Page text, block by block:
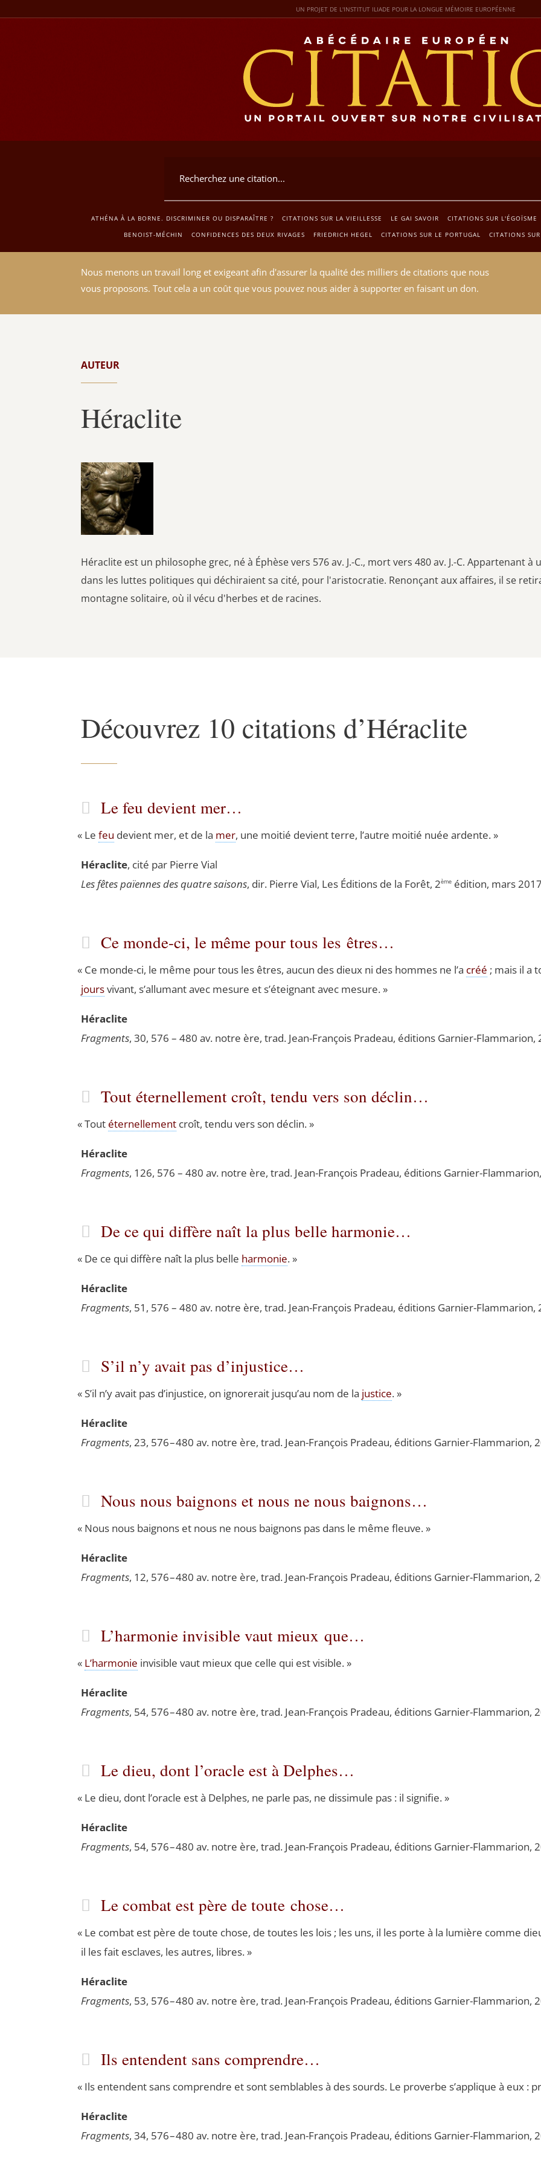
UN PROJET DE L'INSTITUT ILIADE POUR LA LONGUE MÉMOIRE EUROPÉENNE
ATHÉNA À LA BORNE. DISCRIMINER OU DISPARAÎTRE ? CITATIONS SUR LA VIEILLESSE LE GAI SAVOIR CITATIONS SUR L'ÉGOÏSME
BENOIST-MÉCHIN
CONFIDENCES DES DEUX RIVAGES FRIEDRICH HEGEL CITATIONS SUR LE PORTUGAL CITATIONS
Nous menons un travail long et exigeant afin d'assurer la qualité des milliers de citations que nous
vous proposons. Tout cela a un coût que vous pouvez nous aider à supporter en faisant un don.
AUTEUR
Héraclite
Héraclite est un philosophe grec, né à Éphèse vers 576 av. J.-C., mort vers 480 av. J.-C. Appartenant
dans les luttes politiques qui déchiraient sa cité, pour l'aristocratie. Renonçant aux affaires, il se
montagne solitaire, où il vécu d'herbes et de racines.
Découvrez 10 citations d’Héraclite
Le feu devient mer…
«Le feu devient mer, et de la mer, une moi­tié devient terre, l’autre moi­tié nuée ardente. »
Héra­clite, cité par Pierre Vial
Les fêtes païennes des quatre sai­sons, dir. Pierre Vial, Les Édi­tions de la Forêt, 2ème édi­tion, mars 2017
Ce monde-ci, le même pour tous les êtres…
«Ce monde-ci, le même pour tous les êtres, aucun des dieux ni des hommes ne l’a créé ; mais il a
joursvivant, s’al­lu­mant avec mesure et s’é­tei­gnant avec mesure. »
Héra­clite
Frag­ments, 30, 576 – 480 av. notre ère, trad. Jean-Fran­çois Pra­deau, édi­tions Gar­nier-Flam­ma­rion,
Tout éternellement croît, tendu vers son déclin…
«Tout éter­nel­le­mentcroît, ten­du vers son déclin. »
Héra­clite
Frag­ments, 126, 576 – 480 av. notre ère, trad. Jean-Fran­çois Pra­deau, édi­tions Gar­nier-
De ce qui diffère naît la plus belle harmonie…
«De ce qui dif­fère naît la plus belle har­mo­nie. »
Héra­clite
Frag­ments, 51, 576 – 480 av. notre ère, trad. Jean-Fran­çois Pra­deau, édi­tions Gar­nier-Flam­ma­rion,
S’il n’y avait pas d’injustice…
«S’il n’y avait pas d’injustice, on igno­re­rait jusqu’au nom de la jus­tice. »
Héra­clite
Frag­ments, 23, 576 – 480 av. notre ère, trad. Jean-Fran­çois Pra­deau, édi­tions Gar­nier-Flam­ma­rion,
Nous nous baignons et nous ne nous baignons…
«Nous nous bai­gnons et nous ne nous bai­gnons pas dans le même fleuve. »
Héra­clite
Frag­ments, 12, 576 – 480 av. notre ère, trad. Jean-Fran­çois Pra­deau, édi­tions Gar­nier-Flam­ma­rion,
L’harmonie invisible vaut mieux que…
« L’harmonie invi­sible vaut mieux que celle qui est visible. »
Héra­clite
Frag­ments, 54, 576 – 480 av. notre ère, trad. Jean-Fran­çois Pra­deau, édi­tions Gar­nier-Flam­ma­rion,
Le dieu, dont l’oracle est à Delphes…
«Le dieu, dont l’oracle est à Delphes, ne parle pas, ne dis­si­mule pas : il signifie. »
Héra­clite
Frag­ments, 54, 576 – 480 av. notre ère, trad. Jean-Fran­çois Pra­deau, édi­tions Gar­nier-Flam­ma­rion,
Le combat est père de toute chose…
«Le com­bat est père de toute chose, de toutes les lois ; les uns, il les porte à la lumière comme
il les fait esclaves, les autres, libres. »
Héra­clite
Frag­ments, 53, 576 – 480 av. notre ère, trad. Jean-Fran­çois Pra­deau, édi­tions Gar­nier-Flam­ma­rion,
Ils entendent sans comprendre…
«Ils entendent sans com­prendre et sont sem­blables à des sourds. Le pro­verbe s’applique à eux :
Héra­clite
Frag­ments, 34, 576 – 480 av. notre ère, trad. Jean-Fran­çois Pra­deau, édi­tions Gar­nier-Flam­ma­rion,